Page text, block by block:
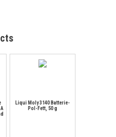
Liqui Moly 3140 Batterie-
Pol-Fett, 50 g